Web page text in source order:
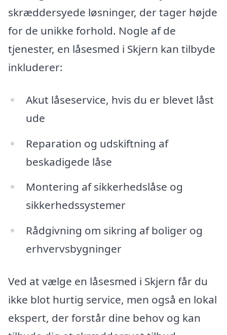
skræddersyede løsninger, der tager højde
for de unikke forhold. Nogle af de
tjenester, en låsesmed i Skjern kan tilbyde
inkluderer:
Akut låseservice, hvis du er blevet låst
ude
Reparation og udskiftning af
beskadigede låse
Montering af sikkerhedslåse og
sikkerhedssystemer
Rådgivning om sikring af boliger og
erhvervsbygninger
Ved at vælge en låsesmed i Skjern får du
ikke blot hurtig service, men også en lokal
ekspert, der forstår dine behov og kan